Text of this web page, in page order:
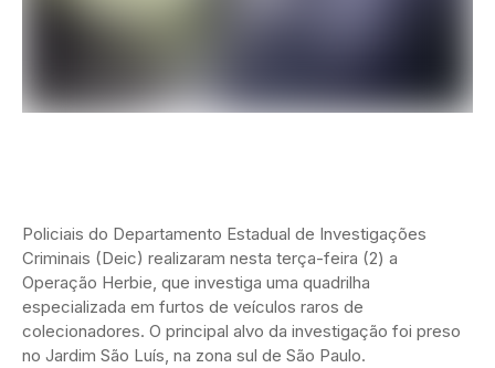
Policiais do Departamento Estadual de Investigações
Criminais (Deic) realizaram nesta terça-feira (2) a
Operação Herbie, que investiga uma quadrilha
especializada em furtos de veículos raros de
colecionadores. O principal alvo da investigação foi preso
no Jardim São Luís, na zona sul de São Paulo.